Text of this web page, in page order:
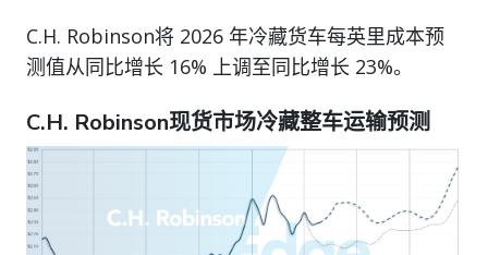
C.H. Robinson将 2026 年冷藏货车每英里成本预
测值从同比增长 16% 上调至同比增长 23%。
C.H. Robinson现货市场冷藏整车运输预测